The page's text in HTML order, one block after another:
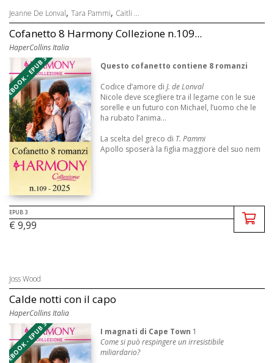
Jeanne De Lonval, Tara Pammi, Caitli ...
Cofanetto 8 Harmony Collezione n.109...
HaperCollins Italia
EBOOK - EPUB 3
Questo cofanetto contiene 8 romanzi
Codice d’amore diJ. de Lonval
Nicole deve scegliere tra il legame con le sue
sorelle e un futuro con Michael, l’uomo che le
ha rubato l’anima...
La scelta del greco di T. Pammi
Apollo sposerà la figlia maggiore del suo nem
EPUB 3
€ 9,99
Joss Wood
Calde notti con il capo
HaperCollins Italia
EBOOK - EPUB 3 I magnati di Cape Town 1
Come si può respingereun irresistibile
miliardario?